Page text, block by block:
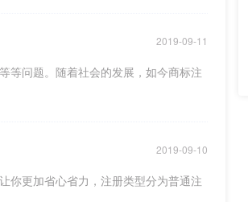
2019-09-11
等问题。随着社会的发展，如今商标注
2019-09-10
你更加省心省力，注册类型分为普通注